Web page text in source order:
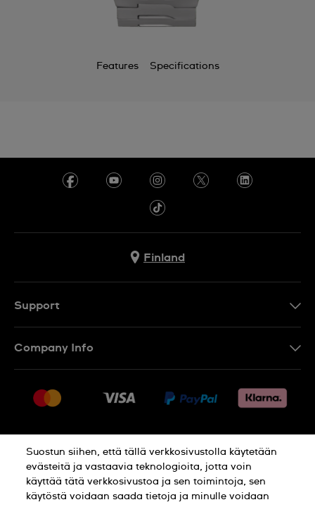
Features Specifications
Finland
Support
Palautukset
Myyntiehdot
Withdraw from contract
Company Info
Jobs
Privacy Policy Cookie Notice
Suostun siihen, että tällä verkkosivustolla käytetään
evästeitä ja vastaavia teknologioita, jotta voin
käyttää tätä verkkosivustoa ja sen toimintoja, sen
käytöstä voidaan saada tietoja ja minulle voidaan